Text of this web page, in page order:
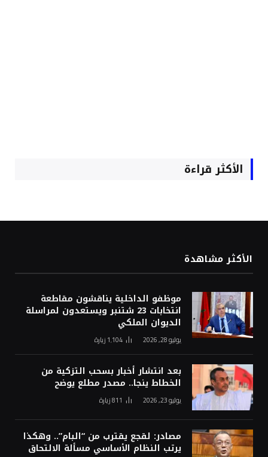
الأكثر قراءة
الأكثر مشاهدة
موظفو الداخلية يناقشون مقاطعة
انتخابات 23 شتنبر ويستعدون لمراسلة
الديوان الملكي
يوليو 28, 2026 1٬104 زيارة
بعد انتشار أخبار بسحب التزكية من
الخطاط ينجا.. مصدر مطلع يوضح
يوليو 23, 2026 811زيارة
مصادر: لقجع يقترب من “البام”.. وهكذا
يرتب النظام الأساسي مسألة الالتحاق